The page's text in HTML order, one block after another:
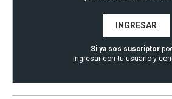
INGRESAR
Si ya sos suscriptor
ingresar con tu usuario y